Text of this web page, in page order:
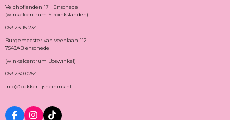
Veldhoflanden 17 | Enschede
(winkelcentrum Stroinkslanden)
053 23 15 234
Burgemeester van veenlaan 112
7543AB enschede
(winkelcentrum Boswinkel)
053 230 0254
info@bakker-ijsheinink.nl